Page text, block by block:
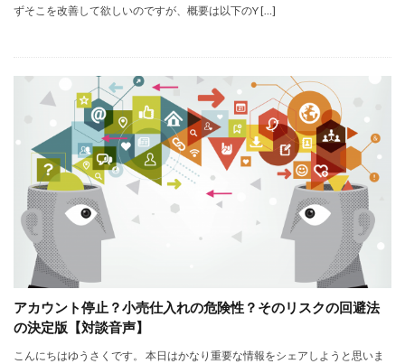
ずそこを改善して欲しいのですが、概要は以下のY […]
アカウント停止？小売仕入れの危険性？そのリスクの回避法
の決定版【対談音声】
こんにちはゆうさくです。 本日はかなり重要な情報をシェアしようと思いま